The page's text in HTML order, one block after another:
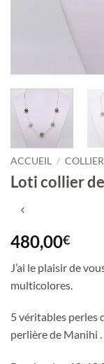
ACCUEIL /
Loti collier
480,00€
J’ai le plaisir de
multicolores.
5 véritables perles
perlière de Manihi .